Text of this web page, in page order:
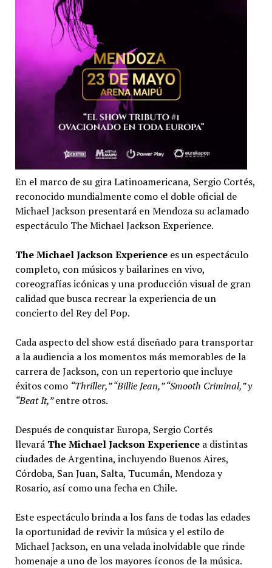
En el marco de su gira Latinoamericana, Sergio Cortés,
reconocido mundialmente como el doble oficial de
Michael Jackson presentará en Mendoza su aclamado
espectáculo The Michael Jackson Experience.
The Michael Jackson Experiencees un espectáculo
completo, con músicos y bailarines en vivo,
coreografías icónicas y una producción visual de gran
calidad que busca recrear la experiencia de un
concierto del Rey del Pop.
Cada aspecto del show está diseñado para transportar
a la audiencia a los momentos más memorables de la
carrera de Jackson, con un repertorio que incluye
éxitos como “Thriller,” “Billie Jean,” “Smooth Criminal,” y
“Beat It,”entre otros.
Después de conquistar Europa, Sergio Cortés
llevará The Michael Jackson Experience a distintas
ciudades de Argentina, incluyendo Buenos Aires,
Córdoba, San Juan, Salta, Tucumán, Mendoza y
Rosario, así como una fecha en Chile.
Este espectáculo brinda a los fans de todas las edades
la oportunidad de revivir la música y el estilo de
Michael Jackson, en una velada inolvidable que rinde
homenaje a uno de los mayores íconos de la música.